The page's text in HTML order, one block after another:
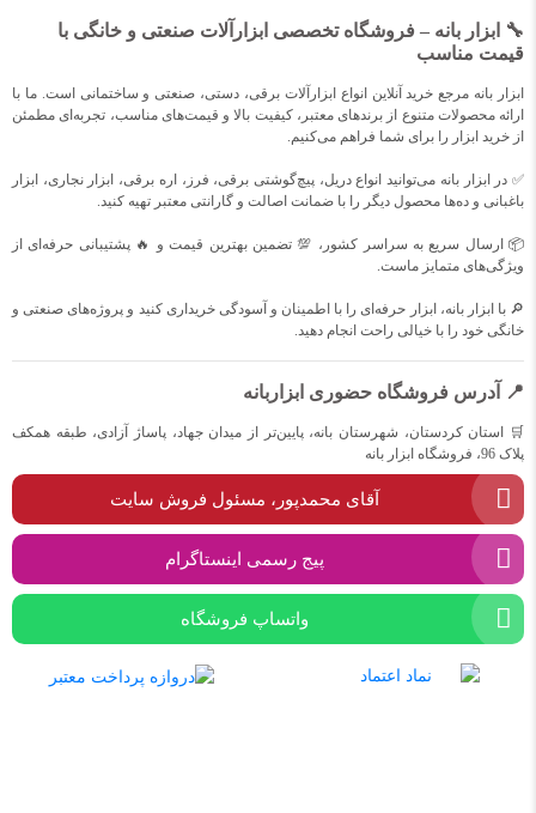
🔧 ابزار بانه – فروشگاه تخصصی ابزارآلات صنعتی و خانگی با
قیمت مناسب
ابزار بانه مرجع خرید آنلاین انواع ابزارآلات برقی، دستی، صنعتی و ساختمانی است. ما با
ارائه محصولات متنوع از برندهای معتبر، کیفیت بالا و قیمت‌های مناسب، تجربه‌ای مطمئن
از خرید ابزار را برای شما فراهم می‌کنیم.
✅ در ابزار بانه می‌توانید انواع دریل، پیچ‌گوشتی برقی، فرز، اره برقی، ابزار نجاری، ابزار
باغبانی و ده‌ها محصول دیگر را با ضمانت اصالت و گارانتی معتبر تهیه کنید.
📦 ارسال سریع به سراسر کشور، 💯 تضمین بهترین قیمت و 🔥 پشتیبانی حرفه‌ای از
ویژگی‌های متمایز ماست.
🔎 با ابزار بانه، ابزار حرفه‌ای را با اطمینان و آسودگی خریداری کنید و پروژه‌های صنعتی و
خانگی خود را با خیالی راحت انجام دهید.
📍 آدرس فروشگاه حضوری ابزاربانه
🛒 استان کردستان، شهرستان بانه، پایین‌تر از میدان جهاد، پاساژ آزادی، طبقه همکف
پلاک 96، فروشگاه ابزار بانه
آقای محمدپور، مسئول فروش سایت
پیج رسمی اینستاگرام
واتساپ فروشگاه